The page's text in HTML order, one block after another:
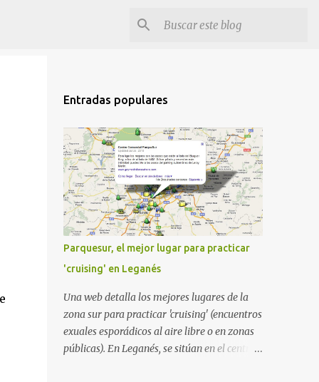
Entradas populares
Parquesur, el mejor lugar para practicar
'cruising' en Leganés
Una web detalla los mejores lugares de la
zona sur para practicar 'cruising' (encuentros
exuales esporádicos al aire libre o en zonas
públicas). En Leganés, se sitúan en el centro